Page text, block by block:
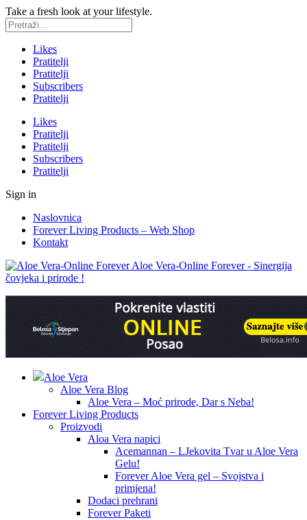
Take a fresh look at your lifestyle.
Likes
Pratitelji
Pratitelji
Subscribers
Pratitelji
Likes
Pratitelji
Pratitelji
Subscribers
Pratitelji
Sign in
Naslovnica
Forever Living Products – Web Shop
Kontakt
Aloe Vera-Online Forever - Sinergija
čovjeka i prirode !
Aloe Vera
Aloe Vera Blog
Aloe Vera – Moć prirode, Dar s Neba!
Forever Living Products
Proizvodi
Aloa Vera napici
Acemannan – LJekovita Tvar u Aloe Vera
Gelu!
Forever Aloe Vera gel – Svojstva i
primjena!
Dodaci prehrani
Forever Paketi